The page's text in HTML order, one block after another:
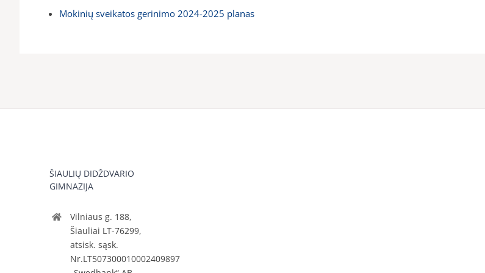
Mokinių sveikatos gerinimo 2024-2025 planas
ŠIAULIŲ DIDŽDVARIO
GIMNAZIJA
Vilniaus g. 188,
Šiauliai LT-76299,
atsisk. sąsk.
Nr.LT507300010002409897